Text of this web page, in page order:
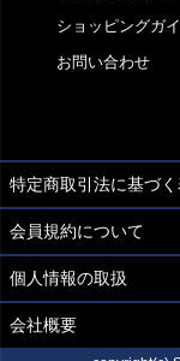
ショッピングガ
お問い合わせ
特定商取引法に基づ
会員規約について
個人情報の取扱
会社概要